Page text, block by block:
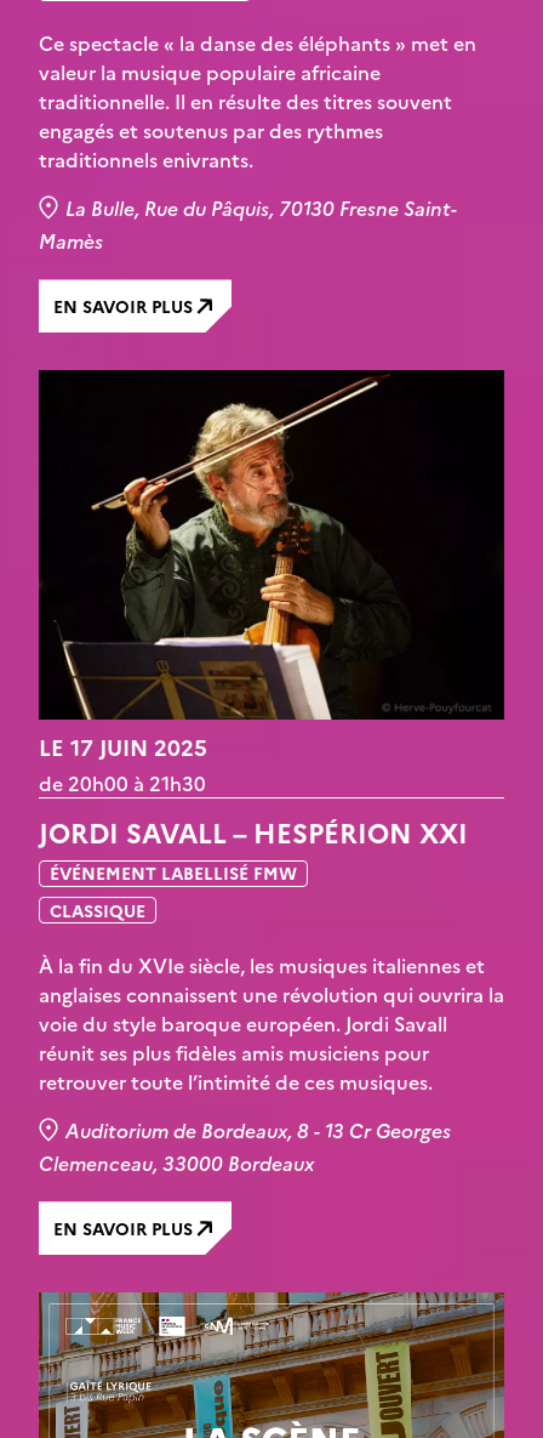
Ce spectacle « la danse des éléphants » met en
valeur la musique populaire africaine
traditionnelle. Il en résulte des titres souvent
engagés et soutenus par des rythmes
traditionnels enivrants.
La Bulle, Rue du Pâquis, 70130 Fresne Saint-
Mamès
EN SAVOIR PLUS
LE 17 JUIN 2025
de 20h00 à 21h30
JORDI SAVALL – HESPÉRION XXI
ÉVÉNEMENT LABELLISÉ FMW
CLASSIQUE
À la fin du XVIe siècle, les musiques italiennes et
anglaises connaissent une révolution qui ouvrira la
voie du style baroque européen. Jordi Savall
réunit ses plus fidèles amis musiciens pour
retrouver toute l’intimité de ces musiques.
Auditorium de Bordeaux, 8 - 13 Cr Georges
Clemenceau, 33000 Bordeaux
EN SAVOIR PLUS